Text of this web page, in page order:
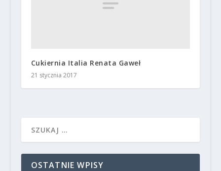
Cukiernia Italia Renata Gaweł
21 stycznia 2017
OSTATNIE WPISY